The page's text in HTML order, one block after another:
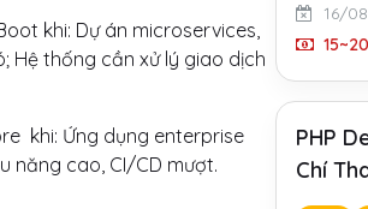
khi: Dự án microservices,
Hệ thống cần xử lý giao dịch
khi: Ứng dụng enterprise
năng cao, CI/CD mượt.
16/
PHP
Chí